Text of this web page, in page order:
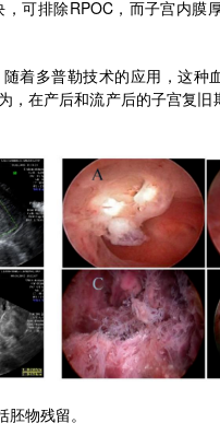
可排除RPOC，而子宫内膜
着多普勒技术的应用，这种
，在产后和流产后的子宫复
物残留。